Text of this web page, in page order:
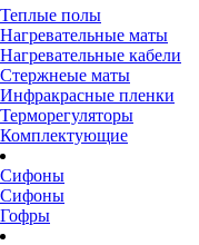
Теплые полы
Нагревательные маты
Нагревательные кабели
Стержнеые маты
Инфракрасные пленки
Терморегуляторы
Комплектующие
Сифоны
Сифоны
Гофры